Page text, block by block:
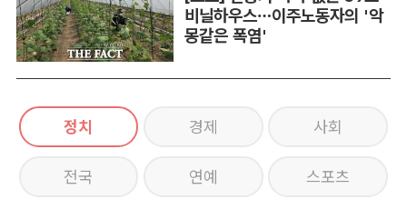
비닐하우스…이주노동자의 '악
몽같은 폭염'
정치 경제 사회
전국 연예 스포츠